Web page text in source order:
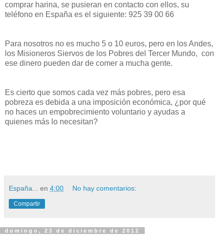
comprar harina, se pusieran en contacto con ellos, su
teléfono en España es el siguiente: 925 39 00 66
Para nosotros no es mucho 5 o 10 euros, pero en los Andes,
los Misioneros Siervos de los Pobres del Tercer Mundo, con
ese dinero pueden dar de comer a mucha gente.
Es cierto que somos cada vez más pobres, pero esa
pobreza es debida a una imposición económica, ¿por qué
no haces un empobrecimiento voluntario y ayudas a
quienes más lo necesitan?
España... en 4:00 No hay comentarios:
Compartir
domingo, 23 de diciembre de 2012